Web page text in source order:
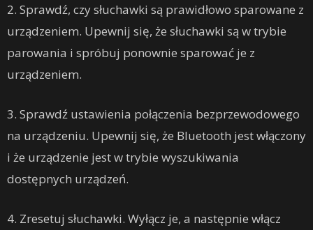
2. Sprawdź, czy słuchawki są prawidłowo sparowane z
urządzeniem. Upewnij się, że słuchawki są w trybie
parowania i spróbuj ponownie sparować je z
urządzeniem.
3. Sprawdź ustawienia połączenia bezprzewodowego
na urządzeniu. Upewnij się, że Bluetooth jest włączony
i że urządzenie jest w trybie wyszukiwania
dostępnych urządzeń.
4. Zresetuj słuchawki. Wyłącz je, a następnie włącz